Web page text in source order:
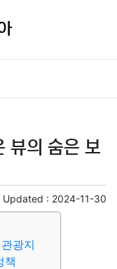
뷰의 숨은 보
Updated : 2024-11-30
광지
책